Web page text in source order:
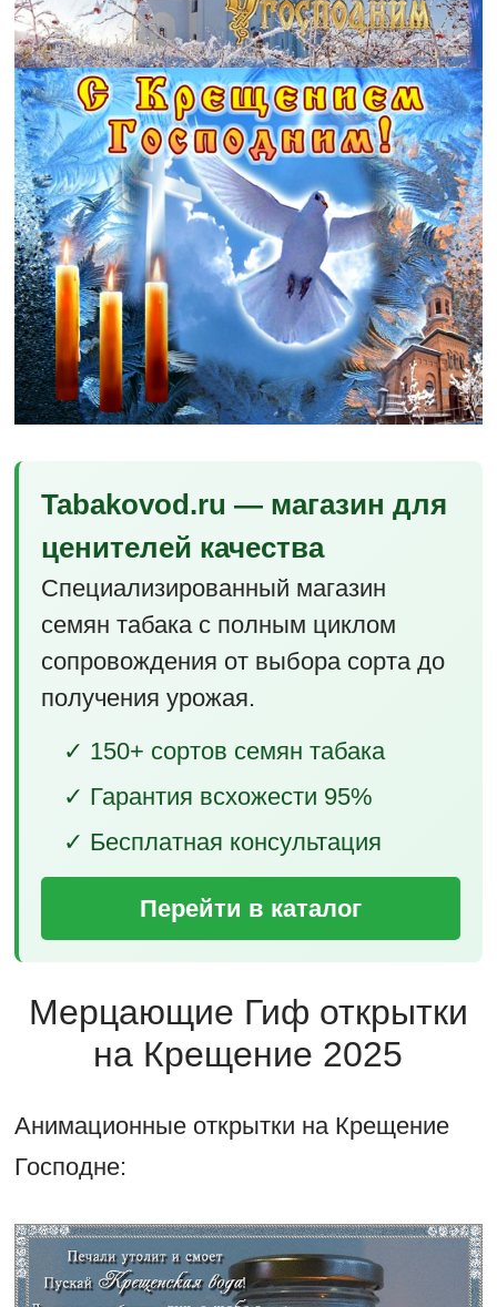
Tabakovod.ru — магазин для
ценителей качества
Специализированный магазин
семян табака с полным циклом
сопровождения от выбора сорта до
получения урожая.
✓ 150+ сортов семян табака
✓ Гарантия всхожести 95%
✓ Бесплатная консультация
Перейти в каталог
Мерцающие Гиф открытки
на Крещение 2025
Анимационные открытки на Крещение
Господне: